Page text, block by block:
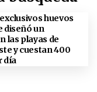
huevos
diseñó un
las playas de
y cuestan 400
día